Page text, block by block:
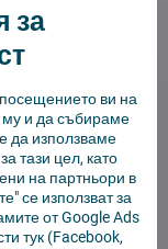
за
ви на
му и да събираме
да използваме
тази цел, като
на партньори в
се използват за
от Google Ads
тук(Facebook,